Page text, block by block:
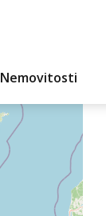
Nemovitosti